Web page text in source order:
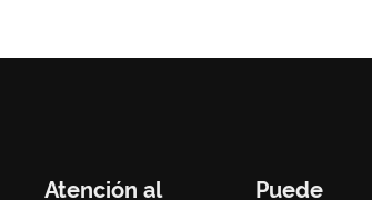
Atención al
Puede